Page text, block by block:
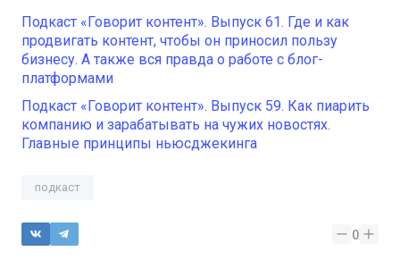
Подкаст «Говорит контент». Выпуск 61. Где и как
продвигать контент, чтобы он приносил пользу
бизнесу. А также вся правда о работе с блог-
платформами
Подкаст «Говорит контент». Выпуск 59. Как пиарить
компанию и зарабатывать на чужих новостях.
Главные принципы ньюсджекинга
подкаст
0